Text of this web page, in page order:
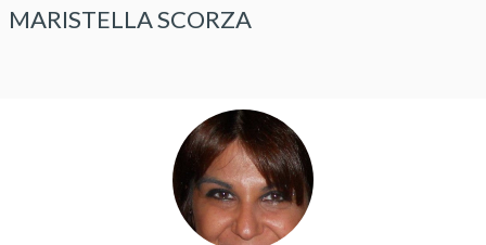
MARISTELLA SCORZA